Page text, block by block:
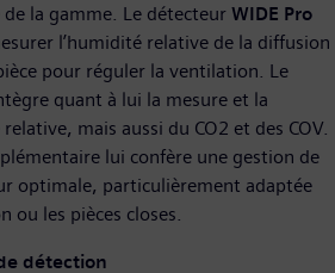
de la gamme. Le détecteur WIDE Pro
l’humidité relative de la diffusion
pour réguler la ventilation. Le
quant à lui la mesure et la
mais aussi du CO2 et des COV.
lui confère une gestion de
optimale, particulièrement adaptée
ou les pièces closes.
détection